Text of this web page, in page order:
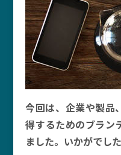
今回は、企業や製品
得するためのブラン
ました。いかがでし